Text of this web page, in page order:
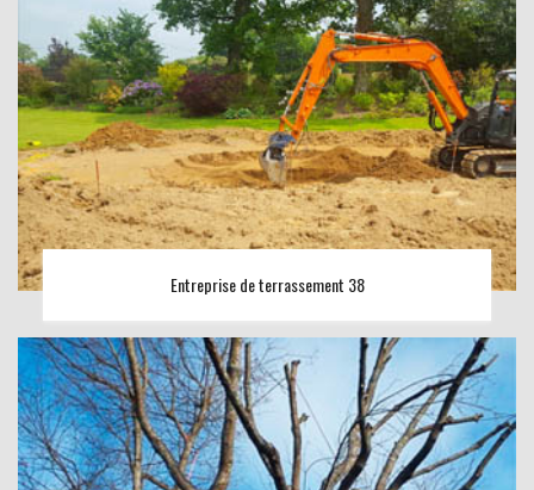
Entreprise de terrassement 38